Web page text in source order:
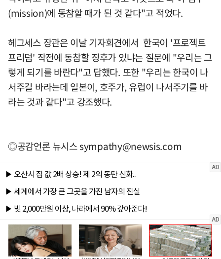
(mission)에 동참할 때가 된 것 같다"고 적었다.
헤그세스 장관은 이날 기자회견에서 한국이 '프로젝트
프리덤' 작전에 동참할 징후가 있냐는 질문에 "우리는 그
렇게 되기를 바란다"고 답했다. 또한 "우리는 한국이 나
서주길 바라는데 일본이, 호주가, 유럽이 나서주기를 바
라는 것과 같다"고 강조했다.
◎공감언론 뉴시스sympathy@newsis.com